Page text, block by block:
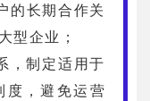
的长期合作关
型企业；
，制定适用于
度，避免运营